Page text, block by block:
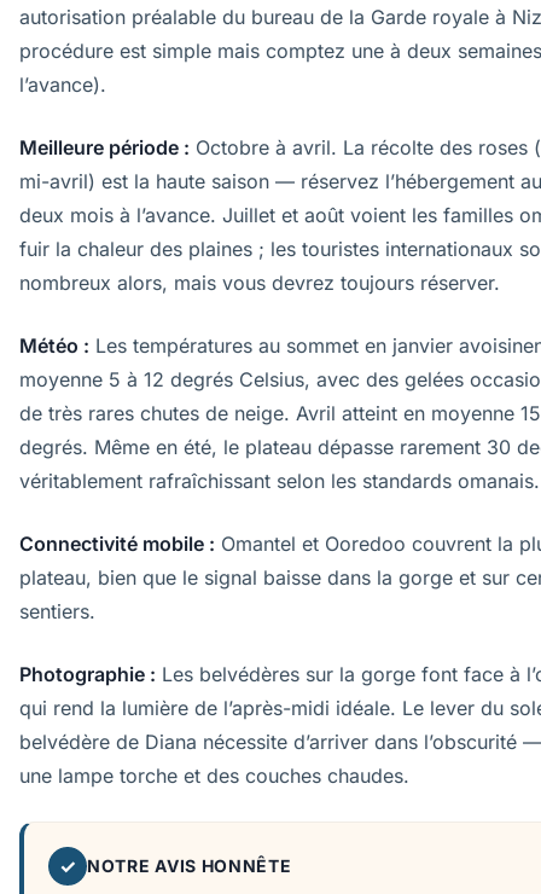
autorisation préalable du bureau de la Garde royale à
procédure est simple mais comptez une à deux
l’avance).
Meilleure période : Octobre à avril. La récolte des roses
mi-avril) est la haute saison — réservez l’hébergement
deux mois à l’avance. Juillet et août voient les familles
fuir la chaleur des plaines ; les touristes internationaux
nombreux alors, mais vous devrez toujours réserver.
Météo : Les températures au sommet en janvier
moyenne 5 à 12 degrés Celsius, avec des gelées
de très rares chutes de neige. Avril atteint en moyenne
degrés. Même en été, le plateau dépasse rarement 30
véritablement rafraîchissant selon les standards omanais.
Connectivité mobile : Omantel et Ooredoo couvrent la
plateau, bien que le signal baisse dans la gorge et sur
sentiers.
Photographie : Les belvédères sur la gorge font face à
qui rend la lumière de l’après-midi idéale. Le lever du
belvédère de Diana nécessite d’arriver dans l’obscurité
une lampe torche et des couches chaudes.
✓ NOTRE AVIS HONNÊTE